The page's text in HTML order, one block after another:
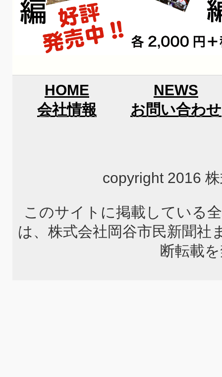
HOME
NEWS
会社情報
お問い合わせ
copyright 2016
このサイトに掲載している
は、株式会社岡谷市民新聞社
断転載